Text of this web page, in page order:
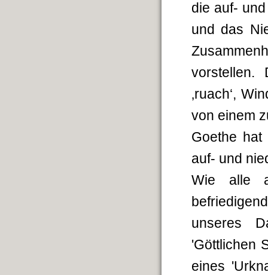
die auf-
und das
vorstellen.
‚ruach‘,
von einem
Goethe
auf- und
Wie alle
unseres
'Göttlichen
eines